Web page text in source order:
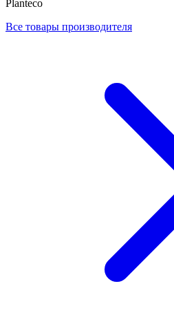
Planteco
Все товары производителя